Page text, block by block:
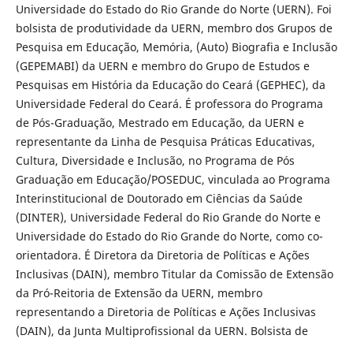
Universidade do Estado do Rio Grande do Norte (UERN). Foi
bolsista de produtividade da UERN, membro dos Grupos de
Pesquisa em Educação, Memória, (Auto) Biografia e Inclusão
(GEPEMABI) da UERN e membro do Grupo de Estudos e
Pesquisas em História da Educação do Ceará (GEPHEC), da
Universidade Federal do Ceará. É professora do Programa
de Pós-Graduação, Mestrado em Educação, da UERN e
representante da Linha de Pesquisa Práticas Educativas,
Cultura, Diversidade e Inclusão, no Programa de Pós
Graduação em Educação/POSEDUC, vinculada ao Programa
Interinstitucional de Doutorado em Ciências da Saúde
(DINTER), Universidade Federal do Rio Grande do Norte e
Universidade do Estado do Rio Grande do Norte, como co-
orientadora. É Diretora da Diretoria de Políticas e Ações
Inclusivas (DAIN), membro Titular da Comissão de Extensão
da Pró-Reitoria de Extensão da UERN, membro
representando a Diretoria de Políticas e Ações Inclusivas
(DAIN), da Junta Multiprofissional da UERN. Bolsista de